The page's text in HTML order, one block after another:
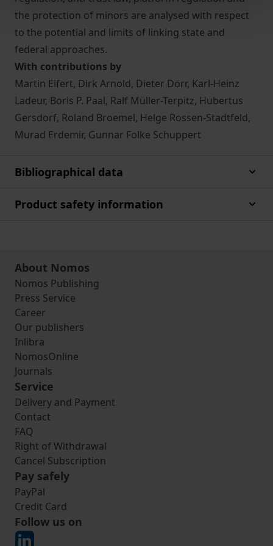
the protection of minors are analysed with respect
to the potential and limits of linking state and
federal approaches.
With contributions by
Martin Eifert, Dirk Arnold, Dieter Dörr, Karl-Heinz
Ladeur, Boris P. Paal, Ralf Müller-Terpitz, Hubertus
Gersdorf, Roland Broemel, Helge Rossen-Stadtfeld,
Murad Erdemir, Gunnar Folke Schuppert
Bibliographical data
Product safety information
About Nomos
Nomos Publishing
Press Service
Career
Our publishers
Inlibra
NomosOnline
Journals
Service
Delivery and Payment
Contact
FAQ
Right of Withdrawal
Cancel Subscription
Pay safely
PayPal
Credit Card
Follow us on